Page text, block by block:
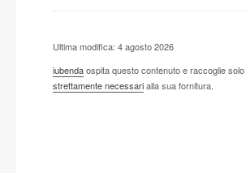
Ultima modifica: 4 agosto 2026
iubendaospita questo contenuto e raccoglie solo
strettamente necessarialla sua fornitura.